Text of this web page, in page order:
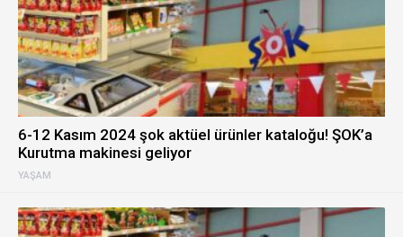
YAŞAM
6-12 Kasım 2024 şok aktüel ürünler kataloğu! ŞOK’a
Kurutma makinesi geliyor